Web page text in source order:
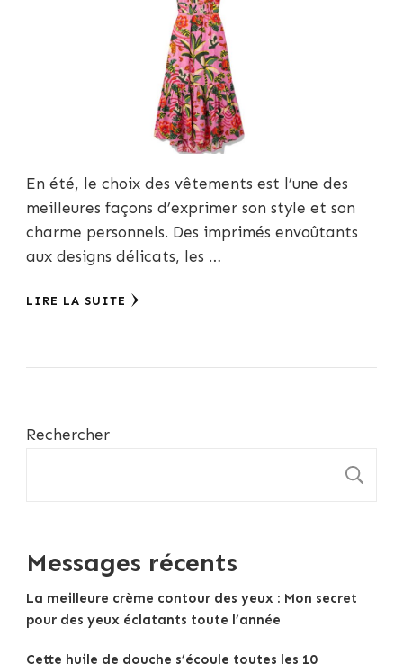
En été, le choix des vêtements est l’une des
meilleures façons d’exprimer son style et son
charme personnels. Des imprimés envoûtants
aux designs délicats, les …
LIRE LA SUITE
Rechercher
Messages récents
La meilleure crème contour des yeux : Mon secret
pour des yeux éclatants toute l’année
Cette huile de douche s’écoule toutes les 10